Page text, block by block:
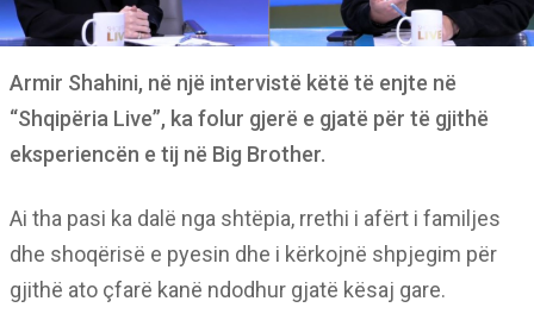
Armir Shahini, në një intervistë këtë të enjte në
“Shqipëria Live”, ka folur gjerë e gjatë për të gjithë
eksperiencën e tij në Big Brother.
Ai tha pasi ka dalë nga shtëpia, rrethi i afërt i familjes
dhe shoqërisë e pyesin dhe i kërkojnë shpjegim për
gjithë ato çfarë kanë ndodhur gjatë kësaj gare.